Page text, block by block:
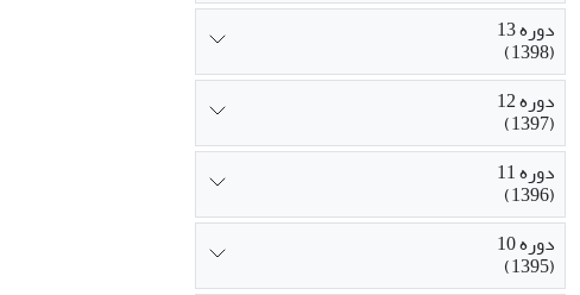
دوره 13
(1398)
دوره 12
(1397)
دوره 11
(1396)
دوره 10
(1395)